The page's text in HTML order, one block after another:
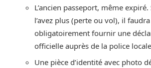
L’ancien passeport, même
l’avez plus (perte ou vol), il faudra
obligatoirement fournir une
officielle auprès de la police
Une pièce d’identité avec photo